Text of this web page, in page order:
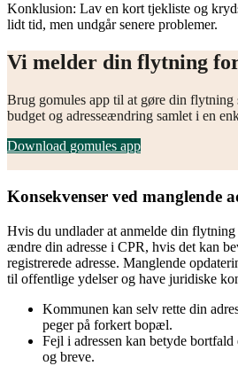
Konklusion: Lav en kort tjekliste og
lidt tid, men undgår senere problemer.
Vi melder din flytning
Brug gomules app til at gøre din flytning
budget og adresseændring samlet i en
Download gomules app
Konsekvenser ved manglende
Hvis du undlader at anmelde din
ændre din adresse i CPR, hvis det kan
registrerede adresse. Manglende
til offentlige ydelser og have juridiske
Kommunen kan selv rette din
peger på forkert bopæl.
Fejl i adressen kan betyde
og breve.